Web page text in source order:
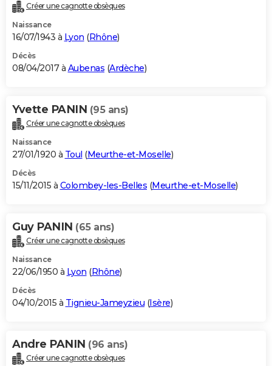
Créer une cagnotte obsèques
Naissance
16/07/1943 à Lyon (Rhône)
Décès
08/04/2017 à Aubenas (Ardèche)
Yvette PANIN (95 ans)
Créer une cagnotte obsèques
Naissance
27/01/1920 à Toul (Meurthe-et-Moselle)
Décès
15/11/2015 à Colombey-les-Belles (Meurthe-et-Moselle)
Guy PANIN (65 ans)
Créer une cagnotte obsèques
Naissance
22/06/1950 à Lyon (Rhône)
Décès
04/10/2015 à Tignieu-Jameyzieu (Isère)
Andre PANIN (96 ans)
Créer une cagnotte obsèques